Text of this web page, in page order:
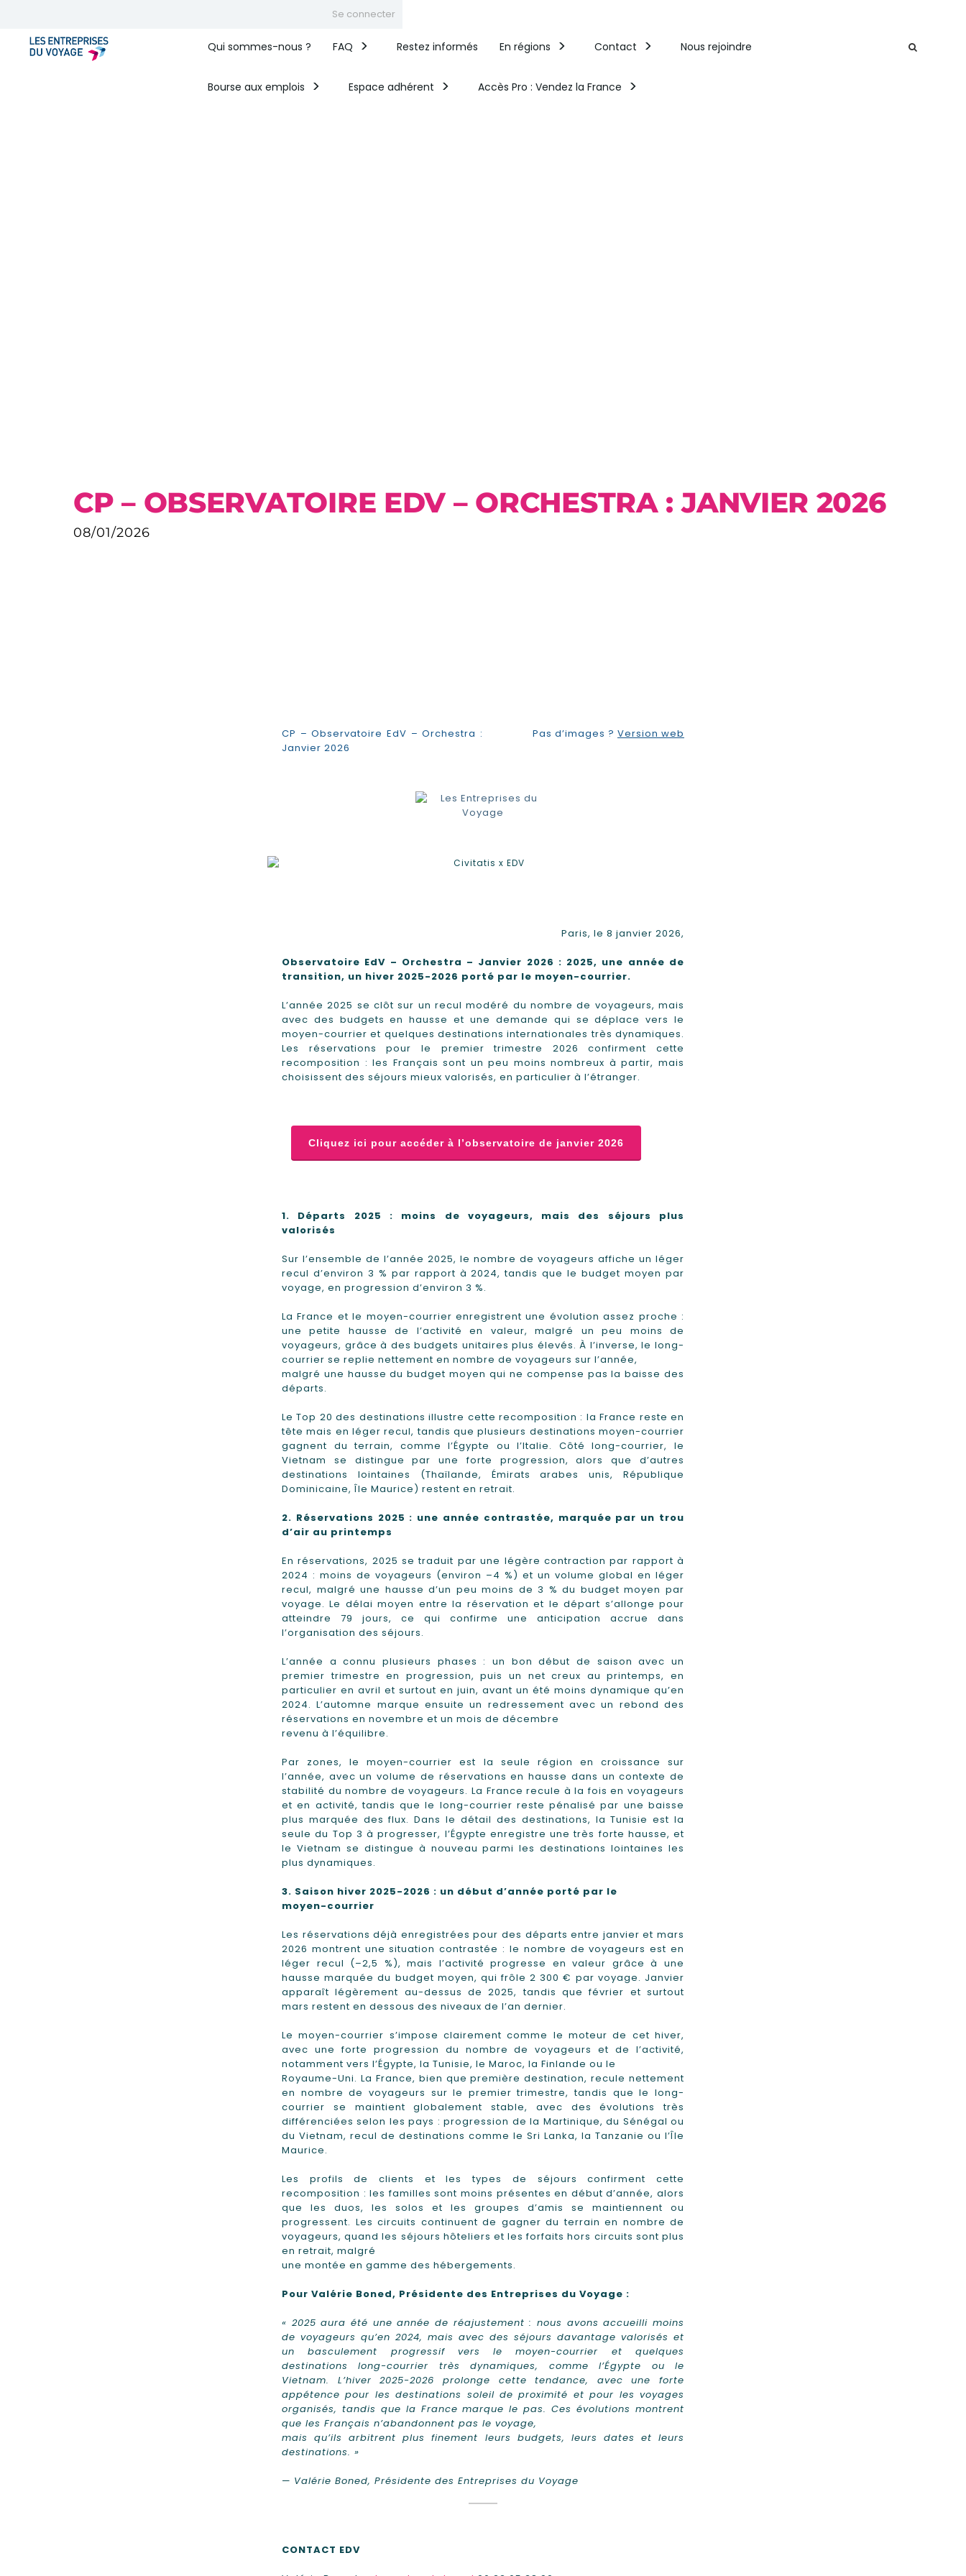
Se connecter
Qui sommes-nous ? FAQ Restez informés En régions Contact Nous rejoindre
Bourse aux emplois Espace adhérent Accès Pro : Vendez la France​
CP – OBSERVATOIRE EDV – ORCHESTRA : JANVIER 2026
08/01/2026
CP – Observatoire EdV – Orchestra :
Janvier 2026
Pas d’images ? Version web
Paris, le 8 janvier 2026,
Observatoire EdV – Orchestra – Janvier 2026 : 2025, une année de
transition, un hiver 2025-2026 porté par le moyen-courrier.
L’année 2025 se clôt sur un recul modéré du nombre de voyageurs, mais
avec des budgets en hausse et une demande qui se déplace vers le
moyen-courrier et quelques destinations internationales très dynamiques.
Les réservations pour le premier trimestre 2026 confirment cette
recomposition : les Français sont un peu moins nombreux à partir, mais
choisissent des séjours mieux valorisés, en particulier à l’étranger.
Cliquez ici pour accéder à l’observatoire de janvier 2026
1. Départs 2025 : moins de voyageurs, mais des séjours plus
valorisés
Sur l’ensemble de l’année 2025, le nombre de voyageurs affiche un léger
recul d’environ 3 % par rapport à 2024, tandis que le budget moyen par
voyage, en progression d’environ 3 %.
La France et le moyen-courrier enregistrent une évolution assez proche :
une petite hausse de l’activité en valeur, malgré un peu moins de
voyageurs, grâce à des budgets unitaires plus élevés. À l’inverse, le long-
courrier se replie nettement en nombre de voyageurs sur l’année,
malgré une hausse du budget moyen qui ne compense pas la baisse des
départs.
Le Top 20 des destinations illustre cette recomposition : la France reste en
tête mais en léger recul, tandis que plusieurs destinations moyen-courrier
gagnent du terrain, comme l’Égypte ou l’Italie. Côté long-courrier, le
Vietnam se distingue par une forte progression, alors que d’autres
destinations lointaines (Thaïlande, Émirats arabes unis, République
Dominicaine, Île Maurice) restent en retrait.
2. Réservations 2025 : une année contrastée, marquée par un trou
d’air au printemps
En réservations, 2025 se traduit par une légère contraction par rapport à
2024 : moins de voyageurs (environ –4 %) et un volume global en léger
recul, malgré une hausse d’un peu moins de 3 % du budget moyen par
voyage. Le délai moyen entre la réservation et le départ s’allonge pour
atteindre 79 jours, ce qui confirme une anticipation accrue dans
l’organisation des séjours.
L’année a connu plusieurs phases : un bon début de saison avec un
premier trimestre en progression, puis un net creux au printemps, en
particulier en avril et surtout en juin, avant un été moins dynamique qu’en
2024. L’automne marque ensuite un redressement avec un rebond des
réservations en novembre et un mois de décembre
revenu à l’équilibre.
Par zones, le moyen-courrier est la seule région en croissance sur
l’année, avec un volume de réservations en hausse dans un contexte de
stabilité du nombre de voyageurs. La France recule à la fois en voyageurs
et en activité, tandis que le long-courrier reste pénalisé par une baisse
plus marquée des flux. Dans le détail des destinations, la Tunisie est la
seule du Top 3 à progresser, l’Égypte enregistre une très forte hausse, et
le Vietnam se distingue à nouveau parmi les destinations lointaines les
plus dynamiques.
3. Saison hiver 2025-2026 : un début d’année porté par le
moyen-courrier
Les réservations déjà enregistrées pour des départs entre janvier et mars
2026 montrent une situation contrastée : le nombre de voyageurs est en
léger recul (–2,5 %), mais l’activité progresse en valeur grâce à une
hausse marquée du budget moyen, qui frôle 2 300 € par voyage. Janvier
apparaît légèrement au-dessus de 2025, tandis que février et surtout
mars restent en dessous des niveaux de l’an dernier.
Le moyen-courrier s’impose clairement comme le moteur de cet hiver,
avec une forte progression du nombre de voyageurs et de l’activité,
notamment vers l’Égypte, la Tunisie, le Maroc, la Finlande ou le
Royaume-Uni. La France, bien que première destination, recule nettement
en nombre de voyageurs sur le premier trimestre, tandis que le long-
courrier se maintient globalement stable, avec des évolutions très
différenciées selon les pays : progression de la Martinique, du Sénégal ou
du Vietnam, recul de destinations comme le Sri Lanka, la Tanzanie ou l’Île
Maurice.
Les profils de clients et les types de séjours confirment cette
recomposition : les familles sont moins présentes en début d’année, alors
que les duos, les solos et les groupes d’amis se maintiennent ou
progressent. Les circuits continuent de gagner du terrain en nombre de
voyageurs, quand les séjours hôteliers et les forfaits hors circuits sont plus
en retrait, malgré
une montée en gamme des hébergements.
Pour Valérie Boned, Présidente des Entreprises du Voyage :
« 2025 aura été une année de réajustement : nous avons accueilli moins
de voyageurs qu’en 2024, mais avec des séjours davantage valorisés et
un basculement progressif vers le moyen-courrier et quelques
destinations long-courrier très dynamiques, comme l’Égypte ou le
Vietnam. L’hiver 2025-2026 prolonge cette tendance, avec une forte
appétence pour les destinations soleil de proximité et pour les voyages
organisés, tandis que la France marque le pas. Ces évolutions montrent
que les Français n’abandonnent pas le voyage,
mais qu’ils arbitrent plus finement leurs budgets, leurs dates et leurs
destinations. »
— Valérie Boned, Présidente des Entreprises du Voyage
CONTACT EDV